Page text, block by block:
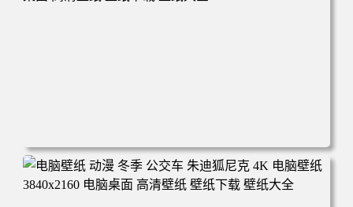
电脑壁纸 完美世界 荒天帝石昊 4K高清动漫壁纸 电脑桌面
高清壁纸 壁纸下载 壁纸大全